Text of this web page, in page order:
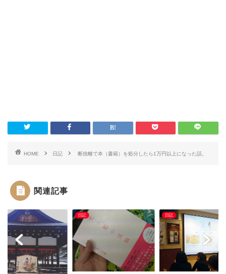
HOME 日記 断捨離で本（書籍）を処分したら1万円以上になった話。
関連記事
日記 日記